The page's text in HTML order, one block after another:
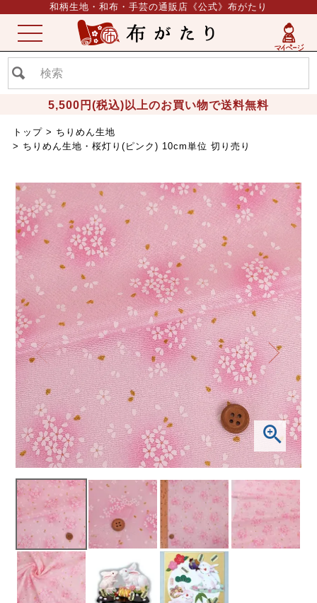
和柄生地・和布・手芸の通販店《公式》布がたり
5,500円(税込)以上のお買い物で送料無料
ME
NU
トップ
ちりめん生地
ちりめん生地・桜灯り(ピンク) 10cm単位 切り売り